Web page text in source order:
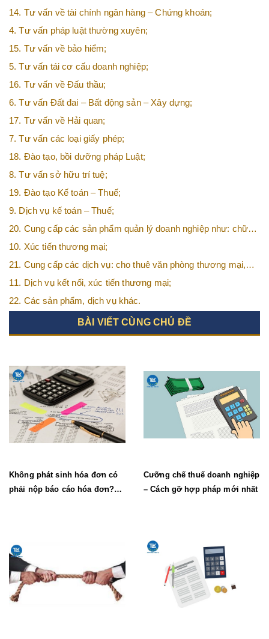
vệ tối đa các quyền và lợi ích của khách hàng;
14. Tư vấn về tài chính ngân hàng – Chứng khoán;
4. Tư vấn pháp luật thường xuyên;
15. Tư vấn về bảo hiểm;
5. Tư vấn tái cơ cấu doanh nghiệp;
16. Tư vấn về Đấu thầu;
6. Tư vấn Đất đai – Bất động sản – Xây dựng;
17. Tư vấn về Hải quan;
7. Tư vấn các loại giấy phép;
18. Đào tạo, bồi dưỡng pháp Luật;
8. Tư vấn sở hữu trí tuệ;
19. Đào tạo Kế toán – Thuế;
9. Dịch vụ kế toán – Thuế;
20. Cung cấp các sản phẩm quản lý doanh nghiệp như: chữ
ký số, hóa đơn điện tử, BHXH,…vv
10. Xúc tiến thương mại;
21. Cung cấp các dịch vụ: cho thuê văn phòng thương mại,
văn phòng ảo, văn phòng chia sẻ…vv
11. Dịch vụ kết nối, xúc tiến thương mại;
22. Các sản phẩm, dịch vụ khác.
BÀI VIẾT CÙNG CHỦ ĐỀ
Không phát sinh hóa đơn có
phải nộp báo cáo hóa đơn?
Cưỡng chế thuế doanh nghiệp
– Cách gỡ hợp pháp mới nhất